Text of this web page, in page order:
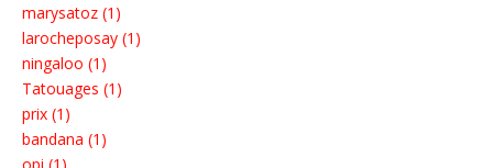
marysatoz (1)
larocheposay (1)
ningaloo (1)
Tatouages (1)
prix (1)
bandana (1)